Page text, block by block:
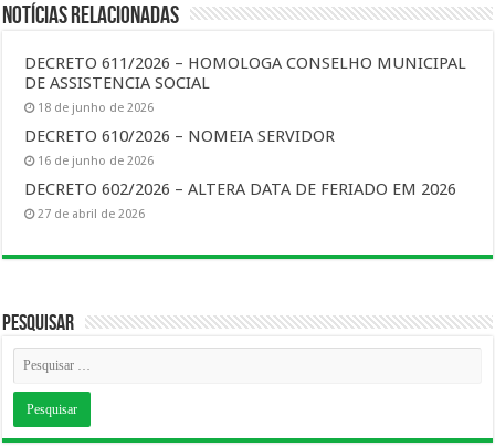
Notícias Relacionadas
DECRETO 611/2026 – HOMOLOGA CONSELHO MUNICIPAL
DE ASSISTENCIA SOCIAL
18 de junho de 2026
DECRETO 610/2026 – NOMEIA SERVIDOR
16 de junho de 2026
DECRETO 602/2026 – ALTERA DATA DE FERIADO EM 2026
27 de abril de 2026
Pesquisar